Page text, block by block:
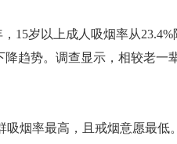
15岁以上成人吸烟率从23.4%
降趋势。调查显示，相较老一
吸烟率最高，且戒烟意愿最低